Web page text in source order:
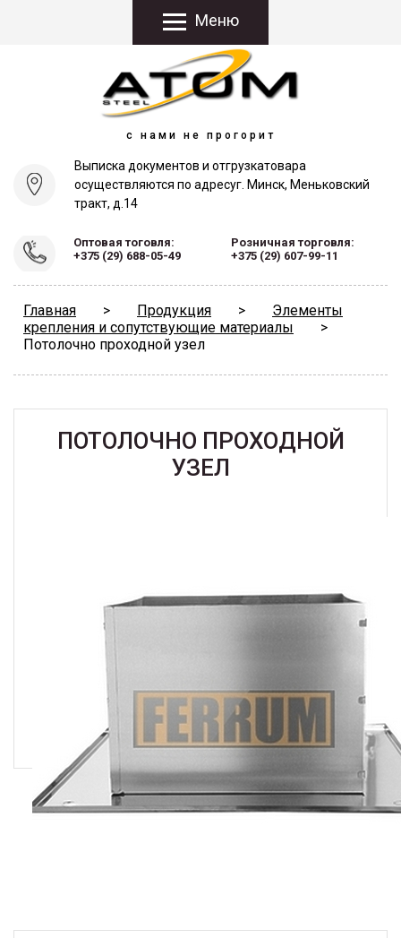
Меню
с нами не прогорит
Выписка документов и отгрузкатовара
осуществляются по адресуг. Минск, Меньковский
тракт, д.14
Оптовая тоговля:
+375 (29) 688-05-49
Розничная торговля:
+375 (29) 607-99-11
Главная > Продукция >
Элементы
крепления и сопутствующие материалы
>
Потолочно проходной узел
ПОТОЛОЧНО ПРОХОДНОЙ
УЗЕЛ